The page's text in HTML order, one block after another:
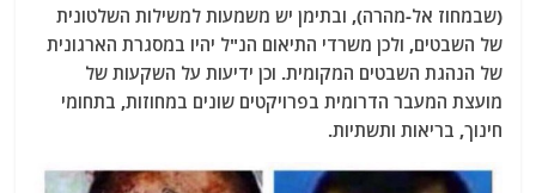
(שבמחוז אל-מהרה), ובתימן יש משמעות למשילות השלטונית
של השבטים, ולכן משרדי התיאום הנ"ל יהיו במסגרת הארגונית
של הנהגת השבטים המקומית. וכן ידיעות על השקעות של
מועצת המעבר הדרומית בפרויקטים שונים במחוזות, בתחומי
חינוך, בריאות ותשתיות.